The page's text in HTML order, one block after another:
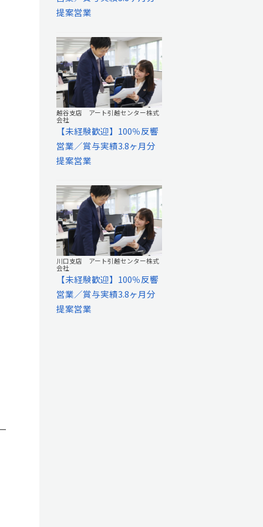
提案営業
越谷支店 アート引越センター株式
会社
【未経験歓迎】100％反響
営業／賞与実績3.8ヶ月分
提案営業
川口支店 アート引越センター株式
会社
【未経験歓迎】100％反響
営業／賞与実績3.8ヶ月分
提案営業